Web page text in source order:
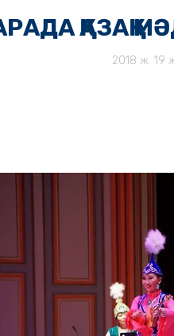
ҚАЗАҚ
2018 ж. 19